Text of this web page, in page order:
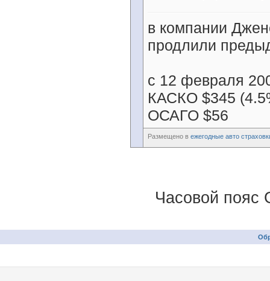
в компании
продлили
с 12 февраля
КАСКО $345
ОСАГО $56
Размещено в ежегодные авто
Часовой пояс